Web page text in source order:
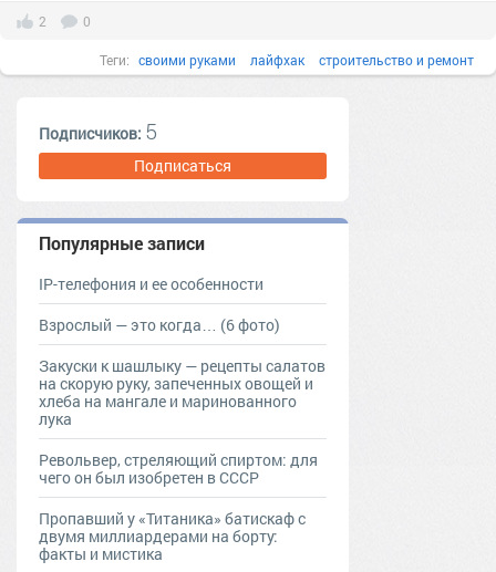
2 0
Теги: своими руками лайфхак строительство и ремонт
Подписчиков: 5
Подписаться
Популярные записи
IP-телефония и ее особенности
Взрослый — это когда… (6 фото)
Закуски к шашлыку — рецепты салатов
на скорую руку, запеченных овощей и
хлеба на мангале и маринованного
лука
Револьвер, стреляющий спиртом: для
чего он был изобретен в СССР
Пропавший у «Титаника» батискаф с
двумя миллиардерами на борту:
факты и мистика